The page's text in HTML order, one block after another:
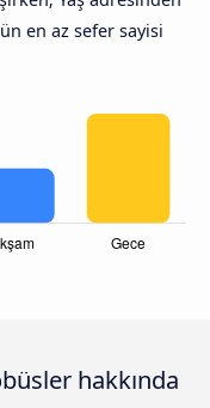
en az sefer sayisi
hakkında